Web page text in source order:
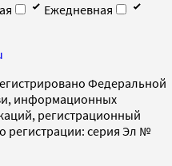
Ежедневная
Федеральной
информационных
регистрационный
регистрации: серия Эл №